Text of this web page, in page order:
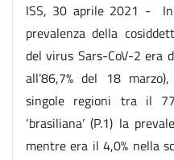
ISS, 30 aprile 2021 -
prevalenza della
del virus Sars-CoV-2 era
all’86,7% del 18
singole regioni tra il
‘brasiliana’ (P.1) la
mentre era il 4,0% nella